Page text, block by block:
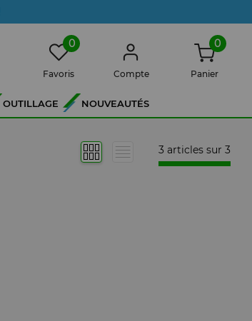
0
Favoris Compte
0
Panier
OUTILLAGE NOUVEAUTÉS
3 articles sur 3